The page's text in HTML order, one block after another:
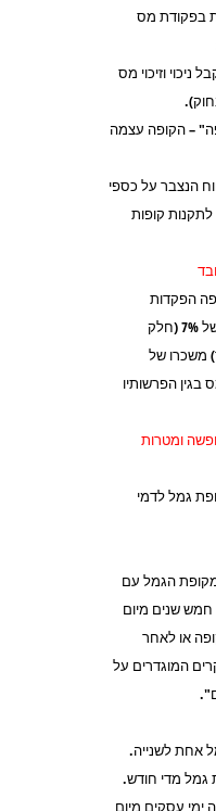
בפקודת מס
וזיכוי מס
– הקופה עצמה
הנצבר על כספי
קופות
הפקדות
חודשיות שוטפות עד לשיעור של 7% (חלק
משכרו של
בגין הפרשותיו
ומטרות
גמל לדמי
הגמל עם
עברו חמש שנים מיום
או לאחר
המוגדרים על
אחת לשנייה.
גמל מדי חודש.